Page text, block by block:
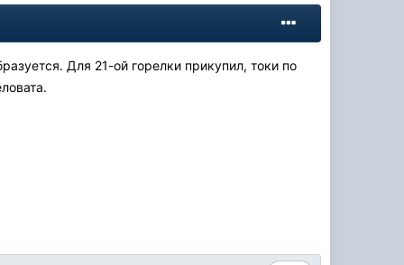
Для 21-ой горелки прикупил, токи по